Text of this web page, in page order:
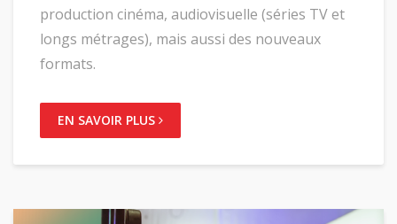
production cinéma, audiovisuelle (séries TV et
longs métrages), mais aussi des nouveaux
formats.
EN SAVOIR PLUS